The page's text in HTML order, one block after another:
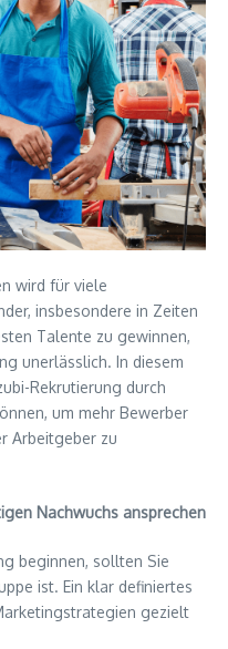
wird für viele
insbesondere in Zeiten
Talente zu gewinnen,
unerlässlich. In diesem
Rekrutierung durch
um mehr Bewerber
Arbeitgeber zu
Nachwuchs ansprechen
beginnen, sollten Sie
ist. Ein klar definiertes
gezielt